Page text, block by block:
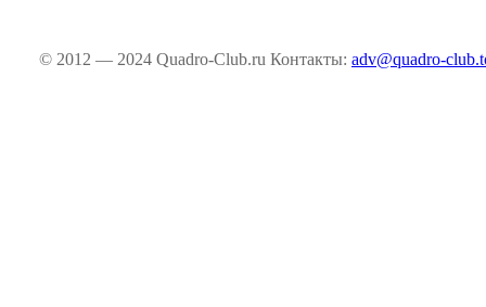
© 2012 — 2024 Quadro-Club.ru Контакты: adv@quadro-